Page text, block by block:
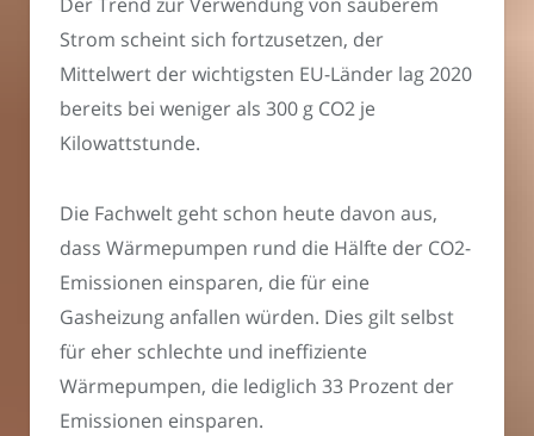
Der Trend zur Verwendung von sauberem
Strom scheint sich fortzusetzen, der
Mittelwert der wichtigsten EU-Länder lag 2020
bereits bei weniger als 300 g CO2 je
Kilowattstunde.
Die Fachwelt geht schon heute davon aus,
dass Wärmepumpen rund die Hälfte der CO2-
Emissionen einsparen, die für eine
Gasheizung anfallen würden. Dies gilt selbst
für eher schlechte und ineffiziente
Wärmepumpen, die lediglich 33 Prozent der
Emissionen einsparen.